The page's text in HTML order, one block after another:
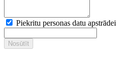
Piekritu personas datu apstrādei
Nosūtīt